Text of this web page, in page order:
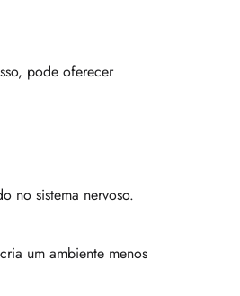
pode oferecer
no sistema nervoso.
um ambiente menos